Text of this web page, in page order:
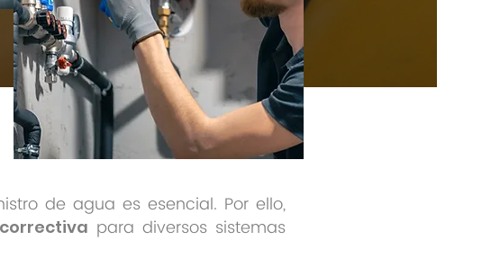
de agua es esencial. Por ello,
para diversos sistemas